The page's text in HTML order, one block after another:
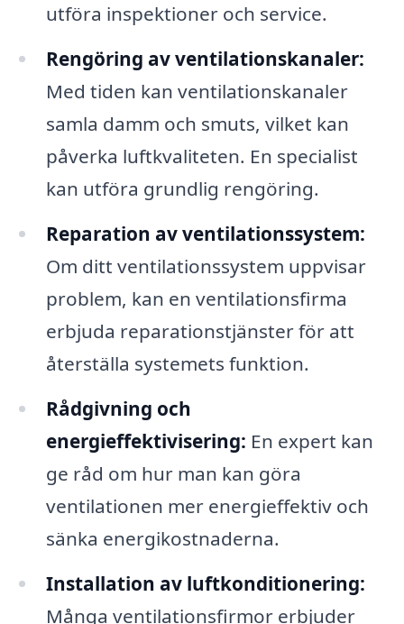
utföra inspektioner och service.
Rengöring av ventilationskanaler:
Med tiden kan ventilationskanaler
samla damm och smuts, vilket kan
påverka luftkvaliteten. En specialist
kan utföra grundlig rengöring.
Reparation av ventilationssystem:
Om ditt ventilationssystem uppvisar
problem, kan en ventilationsfirma
erbjuda reparationstjänster för att
återställa systemets funktion.
Rådgivning och
energieffektivisering: En expert kan
ge råd om hur man kan göra
ventilationen mer energieffektiv och
sänka energikostnaderna.
Installation av luftkonditionering:
Många ventilationsfirmor erbjuder